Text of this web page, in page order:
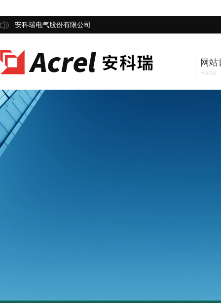
安科瑞电气股份有限公司
网站
Home